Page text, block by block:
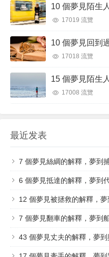
10 個夢見陌生
17019 流覽
10 個夢見回到
17018 流覽
15 個夢見陌生
17008 流覽
最近发表
7 個夢見絲綢的解釋，夢到
6 個夢見抵達的解釋，夢到
12 個夢見被拯救的解釋，
7 個​夢見翻車的解釋，夢到
43 個夢見丈夫的解釋，夢